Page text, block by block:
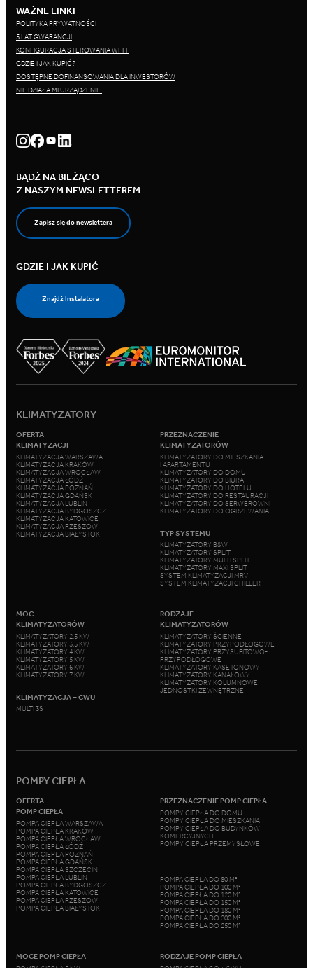
WAŻNE LINKI
POLITYKA PRYWATNOŚCI
5 LAT GWARANCJI
KONFIGURACJA STEROWANIA WI-FI
GDZIE I JAK KUPIĆ?
DOSTĘPNE DOFINANSOWANIA DLA INWESTORÓW
NIE DZIAŁA MI URZĄDZENIE
BĄDŹ NA BIEŻĄCO
Z NASZYM NEWSLETTEREM
Zapisz się do newslettera
GDZIE I JAK KUPIĆ
Znajdź Instalatora
KLIMATYZATORY
OFERTA
KLIMATYZACJI
KLIMATYZACJA WARSZAWA
KLIMATYZACJA KRAKÓW
KLIMATYZACJA WROCŁAW
KLIMATYZACJA ŁÓDŹ
KLIMATYZACJA POZNAŃ
KLIMATYZACJA GDAŃSK
KLIMATYZACJA LUBLIN
KLIMATYZACJA BYDGOSZCZ
KLIMATYZACJA KATOWICE
KLIMATYZACJA RZESZÓW
KLIMATYZACJA BIAŁYSTOK
PRZEZNACZENIE
KLIMATYZATORÓW
KLIMATYZATORY DO MIESZKANIA
I APARTAMENTU
KLIMATYZATORY DO DOMU
KLIMATYZATORY DO BIURA
KLIMATYZATORY DO HOTELU
KLIMATYZATORY DO RESTAURACJI
KLIMATYZATORY DO SERWEROWNI
KLIMATYZATORY DO OGRZEWANIA
TYP SYSTEMU
KLIMATYZATORY B&W
KLIMATYZATORY SPLIT
KLIMATYZATORY MULTI SPLIT
KLIMATYZATORY MAXI SPLIT
SYSTEM KLIMATYZACJI MRV
SYSTEM KLIMATYZACJI CHILLER
MOC
KLIMATYZATORÓW
KLIMATYZATORY 2,5 KW
KLIMATYZATORY 3,5 KW
KLIMATYZATORY 4 KW
KLIMATYZATORY 5 KW
KLIMATYZATORY 6 KW
KLIMATYZATORY 7 KW
KLIMATYZACJA – CWU
MULTI 3S
RODZAJE
KLIMATYZATORÓW
KLIMATYZATORY ŚCIENNE
KLIMATYZATORY PRZYPODŁOGOWE
KLIMATYZATORY PRZYSUFITOWO-
PRZYPODŁOGOWE
KLIMATYZATORY KASETONOWY
KLIMATYZATORY KANAŁOWY
KLIMATYZATORY KOLUMNOWE
JEDNOSTKI ZEWNĘTRZNE
POMPY CIEPŁA
OFERTA
POMP CIEPŁA
POMPA CIEPŁA WARSZAWA
POMPA CIEPŁA KRAKÓW
POMPA CIEPŁA WROCŁAW
POMPA CIEPŁA ŁÓDŹ
POMPA CIEPŁA POZNAŃ
POMPA CIEPŁA GDAŃSK
POMPA CIEPŁA SZCZECIN
POMPA CIEPŁA LUBLIN
POMPA CIEPŁA BYDGOSZCZ
POMPA CIEPŁA KATOWICE
POMPA CIEPŁA RZESZÓW
POMPA CIEPŁA BIAŁYSTOK
PRZEZNACZENIE POMP CIEPŁA
POMPY CIEPŁA DO DOMU
POMPY CIEPŁA DO MIESZKANIA
POMPY CIEPŁA DO BUDYNKÓW
KOMERCYJNYCH
POMPY CIEPŁA PRZEMYSŁOWE
POMPA CIEPŁA DO 80 M²
POMPA CIEPŁA DO 100 M²
POMPA CIEPŁA DO 120 M²
POMPA CIEPŁA DO 150 M²
POMPA CIEPŁA DO 180 M²
POMPA CIEPŁA DO 200 M²
POMPA CIEPŁA DO 250 M²
MOCE POMP CIEPŁA RODZAJE POMP CIEPŁA